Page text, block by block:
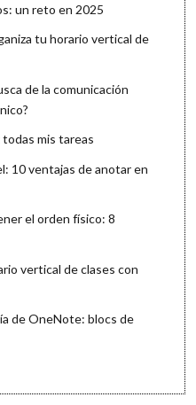
un reto en 2025
tu horario vertical de
de la comunicación
todas mis tareas
10 ventajas de anotar en
el orden físico: 8
vertical de clases con
de OneNote: blocs de